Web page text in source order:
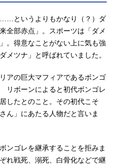
優ランボ：竹内順子／津田
雀恭弥：近藤隆笹川了平：
六道骸：飯田利信笹川京
優奈三浦ハル：吉田仁美ビ
メイフゥ太：三瓶由布子デ
鎌苅健太→KENNバジル：寺
ローム髑髏：明坂聡美XANX
田政典白蘭：大山鎬則入江正
というよりもかなり（？）ダ
全部赤点」。スポーツは「ダメ
。得意なことがない上に気も強
メツナ」と呼ばれていました。
アの巨大マフィアであるボンゴ
リボーンによると初代ボンゴレ
したとのこと。その初代こそ
ん」にあたる人物だと言いま
ンゴレを継承することを拒みま
れ戦死、溺死、白骨化などで継